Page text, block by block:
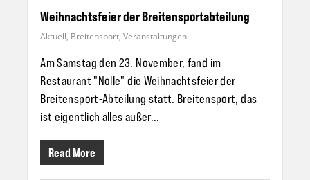
Weihnachtsfeier der Breitensportabteilung
Aktuell, Breitensport,Veranstaltungen
Am Samstag den 23. November, fand im
Restaurant "Nolle" die Weihnachtsfeier der
Breitensport-Abteilung statt. Breitensport, das
ist eigentlich alles außer...
Read More